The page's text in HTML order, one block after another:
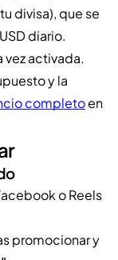
divisa), que se
diario.
vez activada.
y la
completoen
o Reels
promocionar y